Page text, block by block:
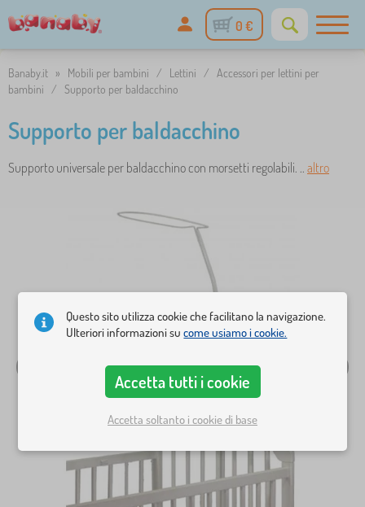
0 €
Banaby.it » Mobili per bambini / Lettini / Accessori per lettini per
bambini
/ Supporto per baldacchino
Supporto per baldacchino
Supporto universale per baldacchino con morsetti regolabili. .. altro
Questo sito utilizza cookie che facilitano la navigazione.
Ulteriori informazioni sucome usiamo i cookie.
Accetta tutti i cookie
Accetta soltanto i cookie di base